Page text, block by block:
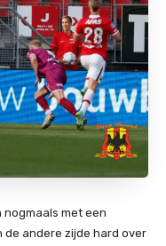
nogmaals met een
de andere zijde hard over